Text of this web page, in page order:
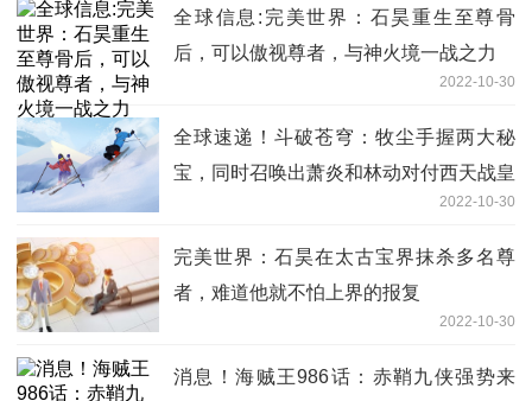
全球信息:完美世界：石昊重生至尊骨
后，可以傲视尊者，与神火境一战之力
2022-10-30
全球速递！斗破苍穹：牧尘手握两大秘
宝，同时召唤出萧炎和林动对付西天战皇
2022-10-30
完美世界：石昊在太古宝界抹杀多名尊
者，难道他就不怕上界的报复
2022-10-30
消息！海贼王986话：赤鞘九侠强势来